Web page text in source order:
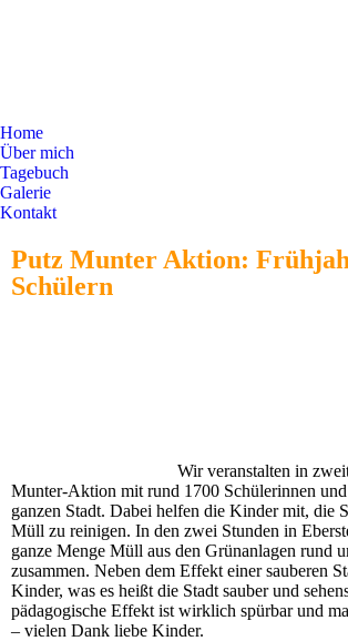
Home
Über mich
Tagebuch
Galerie
Kontakt
Putz Munter Aktion:
Schülern
Wir veranstalten in
Munter-Aktion mit rund 1700 Schülerinnen
ganzen Stadt. Dabei helfen die Kinder mit, die
Müll zu reinigen. In den zwei Stunden in
ganze Menge Müll aus den Grünanlagen rund
zusammen. Neben dem Effekt einer sauberen
Kinder, was es heißt die Stadt sauber und
pädagogische Effekt ist wirklich spürbar und
– vielen Dank liebe Kinder.